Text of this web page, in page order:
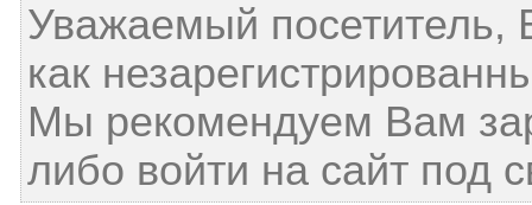
Уважаемый посетитель,
как
Мы рекомендуем Вам
либо войти на сайт под